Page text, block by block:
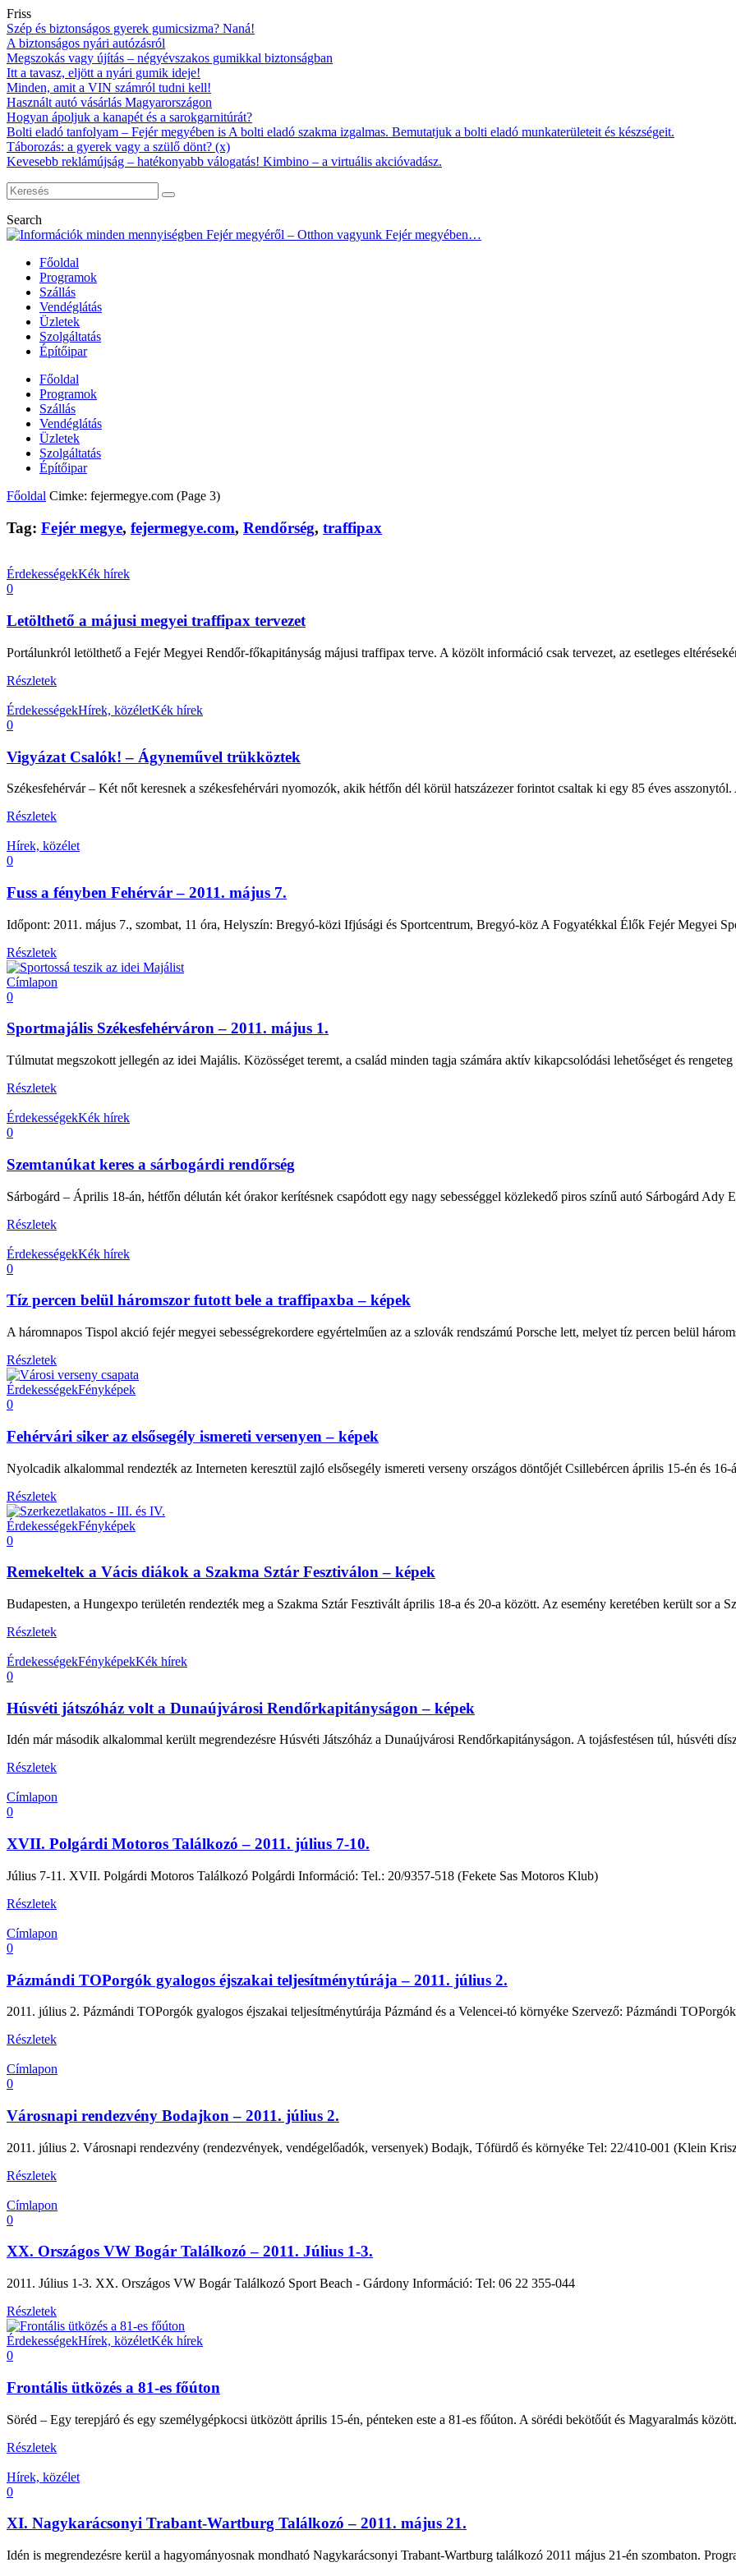
Friss
Szép és biztonságos gyerek gumicsizma? Naná!
A biztonságos nyári autózásról
Megszokás vagy újítás – négyévszakos gumikkal biztonságban
Itt a tavasz, eljött a nyári gumik ideje!
Minden, amit a VIN számról tudni kell!
Használt autó vásárlás Magyarországon
Hogyan ápoljuk a kanapét és a sarokgarnitúrát?
Bolti eladó tanfolyam – Fejér megyében is A bolti eladó szakma izgalmas. Bemutatjuk a bolti eladó munkaterületeit és készségeit.
Táborozás: a gyerek vagy a szülő dönt? (x)
Kevesebb reklámújság – hatékonyabb válogatás! Kimbino – a virtuális akcióvadász.
Search
Főoldal
Programok
Szállás
Vendéglátás
Üzletek
Szolgáltatás
Építőipar
Főoldal
Programok
Szállás
Vendéglátás
Üzletek
Szolgáltatás
Építőipar
Főoldal Cimke: fejermegye.com (Page 3)
Tag: Fejér megye, fejermegye.com, Rendőrség, traffipax
ÉrdekességekKék hírek
0
Letölthető a májusi megyei traffipax tervezet
Portálunkról letölthető a Fejér Megyei Rendőr-főkapitányság májusi traffipax terve. A közölt információ csak tervezet, az esetleges
Részletek
ÉrdekességekHírek, közéletKék hírek
0
Vigyázat Csalók! – Ágyneművel trükköztek
Székesfehérvár – Két nőt keresnek a székesfehérvári nyomozók, akik hétfőn dél körül hatszázezer forintot csaltak ki egy 85 éves asszonytól.
Részletek
Hírek, közélet
0
Fuss a fényben Fehérvár – 2011. május 7.
Időpont: 2011. május 7., szombat, 11 óra, Helyszín: Bregyó-közi Ifjúsági és Sportcentrum, Bregyó-köz A Fogyatékkal Élők Fejér Megyei
Részletek
Címlapon
0
Sportmajális Székesfehérváron – 2011. május 1.
Túlmutat megszokott jellegén az idei Majális. Közösséget teremt, a család minden tagja számára aktív kikapcsolódási lehetőséget és
Részletek
ÉrdekességekKék hírek
0
Szemtanúkat keres a sárbogárdi rendőrség
Sárbogárd – Április 18-án, hétfőn délután két órakor kerítésnek csapódott egy nagy sebességgel közlekedő piros színű autó Sárbogárd Ady
Részletek
ÉrdekességekKék hírek
0
Tíz percen belül háromszor futott bele a traffipaxba – képek
A háromnapos Tispol akció fejér megyei sebességrekordere egyértelműen az a szlovák rendszámú Porsche lett, melyet tíz percen belül
Részletek
ÉrdekességekFényképek
0
Fehérvári siker az elsősegély ismereti versenyen – képek
Nyolcadik alkalommal rendezték az Interneten keresztül zajló elsősegély ismereti verseny országos döntőjét Csillebércen április 15-én és 16-
Részletek
ÉrdekességekFényképek
0
Remekeltek a Vácis diákok a Szakma Sztár Fesztiválon – képek
Budapesten, a Hungexpo területén rendezték meg a Szakma Sztár Fesztivált április 18-a és 20-a között. Az esemény keretében került sor a
Részletek
ÉrdekességekFényképekKék hírek
0
Húsvéti játszóház volt a Dunaújvárosi Rendőrkapitányságon – képek
Idén már második alkalommal került megrendezésre Húsvéti Játszóház a Dunaújvárosi Rendőrkapitányságon. A tojásfestésen túl, húsvéti
Részletek
Címlapon
0
XVII. Polgárdi Motoros Találkozó – 2011. július 7-10.
Július 7-11. XVII. Polgárdi Motoros Találkozó Polgárdi Információ: Tel.: 20/9357-518 (Fekete Sas Motoros Klub)
Részletek
Címlapon
0
Pázmándi TOPorgók gyalogos éjszakai teljesítménytúrája – 2011. július 2.
2011. július 2. Pázmándi TOPorgók gyalogos éjszakai teljesítménytúrája Pázmánd és a Velencei-tó környéke Szervező: Pázmándi TOPorgók
Részletek
Címlapon
0
Városnapi rendezvény Bodajkon – 2011. július 2.
2011. július 2. Városnapi rendezvény (rendezvények, vendégelőadók, versenyek) Bodajk, Tófürdő és környéke Tel: 22/410-001 (Klein
Részletek
Címlapon
0
XX. Országos VW Bogár Találkozó – 2011. Július 1-3.
2011. Július 1-3. XX. Országos VW Bogár Találkozó Sport Beach - Gárdony Információ: Tel: 06 22 355-044
Részletek
ÉrdekességekHírek, közéletKék hírek
0
Frontális ütközés a 81-es főúton
Söréd – Egy terepjáró és egy személygépkocsi ütközött április 15-én, pénteken este a 81-es főúton. A sörédi bekötőút és Magyaralmás
Részletek
Hírek, közélet
0
XI. Nagykarácsonyi Trabant-Wartburg Találkozó – 2011. május 21.
Idén is megrendezésre kerül a hagyományosnak mondható Nagykarácsonyi Trabant-Wartburg találkozó 2011 május 21-én szombaton.